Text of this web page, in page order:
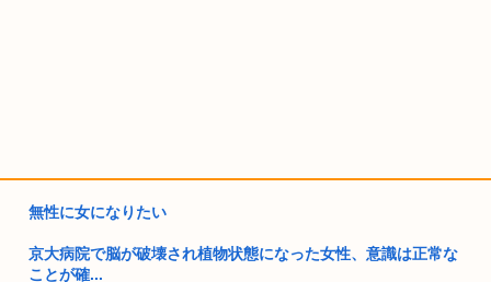
無性に女になりたい
京大病院で脳が破壊され植物状態になった女性、意識は正常な
ことが確...